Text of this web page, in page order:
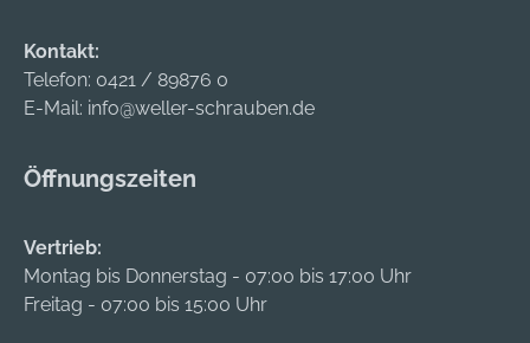
• 5-Punkt-
Bänderung arretiert
die Maske schnell
und sicher • Mit
uss DIN EN 148-1 •
Ausatemventile •
Ultimativer
Tragekomfort durch
ergonomische
Kontakt:
Telefon: 0421 / 89876 0
E-Mail: info@weller-schrauben.de
Öffnungszeiten
Vertrieb:
Montag bis Donnerstag - 07:00 bis 17:00 Uhr
Freitag - 07:00 bis 15:00 Uhr